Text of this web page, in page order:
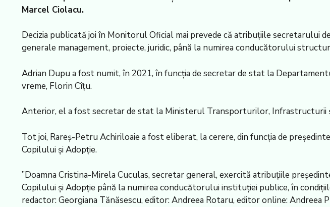
Marcel Ciolacu.
Decizia publicată joi în Monitorul Oficial mai prevede că atribuțiile secretarului
generale management, proiecte, juridic, până la numirea conducătorului
Adrian Dupu a fost numit, în 2021, în funcția de secretar de stat la
vreme, Florin Cîțu.
Anterior, el a fost secretar de stat la Ministerul Transporturilor, Infrastructurii
Tot joi, Rareș-Petru Achiriloaie a fost eliberat, la cerere, din funcția de
Copilului și Adopție.
”Doamna Cristina-Mirela Cuculas, secretar general, exercită atribuțiile
Copilului și Adopție până la numirea conducătorului instituției publice, în
redactor: Georgiana Tănăsescu, editor: Andreea Rotaru, editor online: Andreea